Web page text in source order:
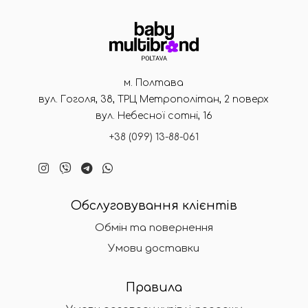
м. Полтава
вул. Гоголя, 38, ТРЦ Метрополітан, 2 поверх
вул. Небесної сотні, 16
+38 (099) 13-88-061
Обслуговування клієнтів
Обмін та повернення
Умови доставки
Правила